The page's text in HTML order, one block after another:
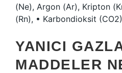
(Ne), Argon (Ar), Kripton
(Rn), • Karbondioksit
YANICI
MADDELER